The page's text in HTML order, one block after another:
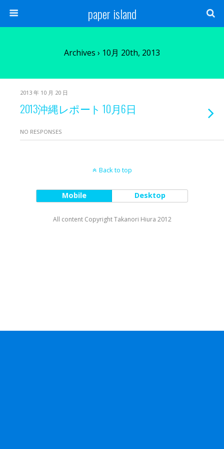
paper island
Archives › 10月 20th, 2013
2013 年 10 月 20 日
2013沖縄レポート 10月6日
NO RESPONSES
Back to top
Mobile Desktop
All content Copyright Takanori Hiura 2012